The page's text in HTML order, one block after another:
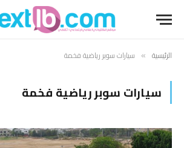
الرئيسية » سيارات سوبر رياضية فخمة
سيارات سوبر رياضية فخمة